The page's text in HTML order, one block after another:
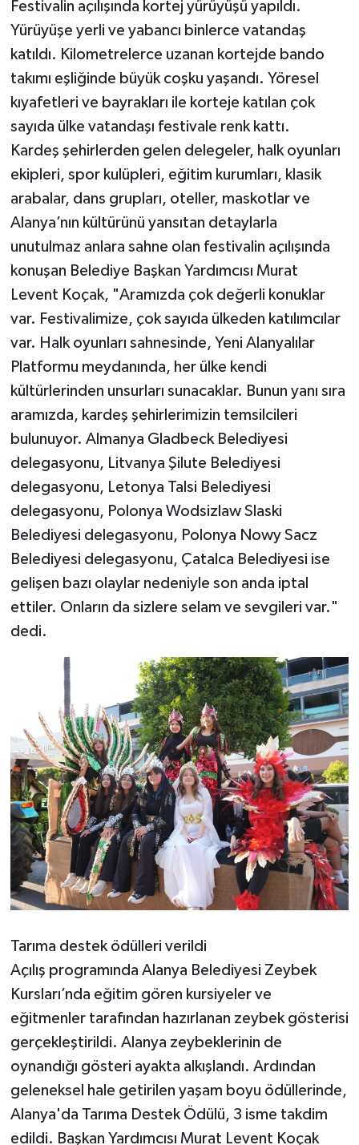
Festivalin açılışında kortej yürüyüşü yapıldı.
Yürüyüşe yerli ve yabancı binlerce vatandaş
katıldı. Kilometrelerce uzanan kortejde bando
takımı eşliğinde büyük coşku yaşandı. Yöresel
kıyafetleri ve bayrakları ile korteje katılan çok
sayıda ülke vatandaşı festivale renk kattı.
Kardeş şehirlerden gelen delegeler, halk oyunları
ekipleri, spor kulüpleri, eğitim kurumları, klasik
arabalar, dans grupları, oteller, maskotlar ve
Alanya’nın kültürünü yansıtan detaylarla
unutulmaz anlara sahne olan festivalin açılışında
konuşan Belediye Başkan Yardımcısı Murat
Levent Koçak, "Aramızda çok değerli konuklar
var. Festivalimize, çok sayıda ülkeden katılımcılar
var. Halk oyunları sahnesinde, Yeni Alanyalılar
Platformu meydanında, her ülke kendi
kültürlerinden unsurları sunacaklar. Bunun yanı sıra
aramızda, kardeş şehirlerimizin temsilcileri
bulunuyor. Almanya Gladbeck Belediyesi
delegasyonu, Litvanya Şilute Belediyesi
delegasyonu, Letonya Talsi Belediyesi
delegasyonu, Polonya Wodsizlaw Slaski
Belediyesi delegasyonu, Polonya Nowy Sacz
Belediyesi delegasyonu, Çatalca Belediyesi ise
gelişen bazı olaylar nedeniyle son anda iptal
ettiler. Onların da sizlere selam ve sevgileri var."
dedi.
Tarıma destek ödülleri verildi
Açılış programında Alanya Belediyesi Zeybek
Kursları’nda eğitim gören kursiyeler ve
eğitmenler tarafından hazırlanan zeybek gösterisi
gerçekleştirildi. Alanya zeybeklerinin de
oynandığı gösteri ayakta alkışlandı. Ardından
geleneksel hale getirilen yaşam boyu ödüllerinde,
Alanya'da Tarıma Destek Ödülü, 3 isme takdim
edildi. Başkan Yardımcısı Murat Levent Koçak
MAGAZİN